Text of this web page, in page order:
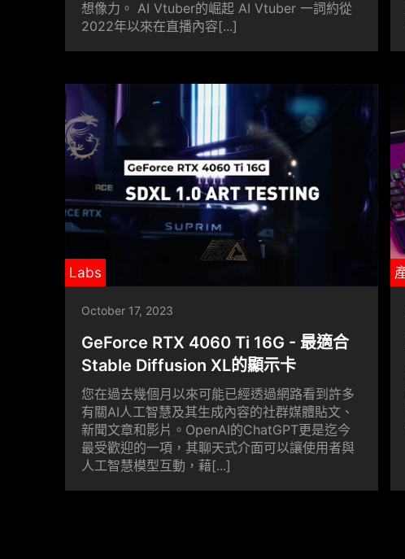
想像力。 AI Vtuber的崛起 AI Vtuber 一詞約從
2022年以來在直播內容[...]
Labs
October 17, 2023
GeForce RTX 4060 Ti 16G - 最適合
Stable Diffusion XL的顯示卡
您在過去幾個月以來可能已經透過網路看到許多
有關AI人工智慧及其生成內容的社群媒體貼文、
新聞文章和影片。OpenAI的ChatGPT更是迄今
最受歡迎的一項，其聊天式介面可以讓使用者與
人工智慧模型互動，藉[...]